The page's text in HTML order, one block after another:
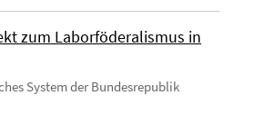
zum Laborföderalismus in
System der Bundesrepublik